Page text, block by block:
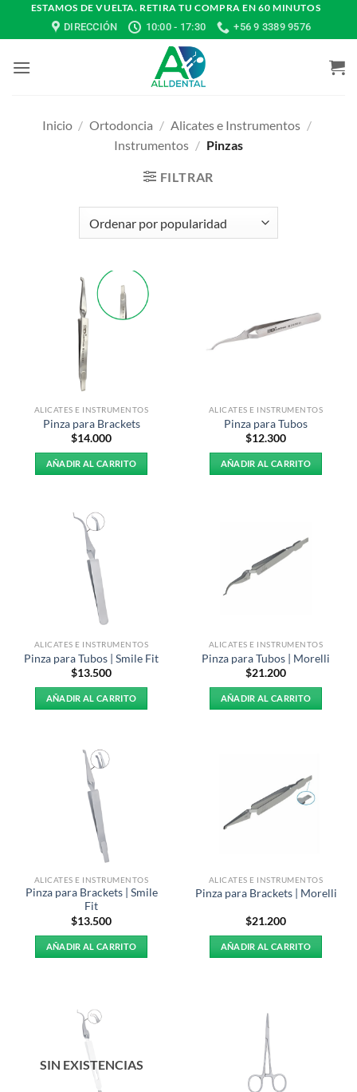
ESTAMOS DE VUELTA. RETIRA TU COMPRA EN 60 MINUTOS
DIRECCIÓN
10:00 - 17:30 +56 9 3389 9576
Inicio / Ortodoncia / Alicates e Instrumentos /
Instrumentos / Pinzas
FILTRAR
ALICATES E INSTRUMENTOS
Pinza para Brackets
$14.000
AÑADIR AL CARRITO
ALICATES E INSTRUMENTOS
Pinza para Tubos
$12.300
AÑADIR AL CARRITO
ALICATES E INSTRUMENTOS
Pinza para Tubos | Smile Fit
$13.500
AÑADIR AL CARRITO
ALICATES E INSTRUMENTOS
Pinza para Tubos | Morelli
$21.200
AÑADIR AL CARRITO
ALICATES E INSTRUMENTOS
Pinza para Brackets | Smile
Fit
$13.500
AÑADIR AL CARRITO
ALICATES E INSTRUMENTOS
Pinza para Brackets | Morelli
$21.200
AÑADIR AL CARRITO
SIN EXISTENCIAS